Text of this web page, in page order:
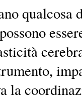
qualcosa
la